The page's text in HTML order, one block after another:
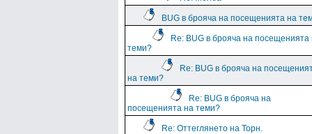
BUG в брояча на посещенията на
Re: BUG в брояча на посещенията
теми?
Re: BUG в брояча на
на теми?
Re: BUG в брояча на
посещенията на теми?
Re: Оттеглянето на Торн.